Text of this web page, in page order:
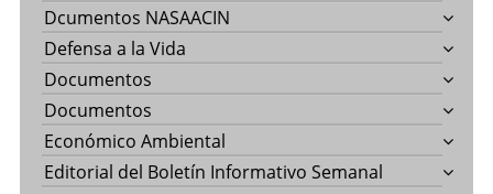
Dcumentos NASAACIN
Defensa a la Vida
Documentos
Documentos
Económico Ambiental
Editorial del Boletín Informativo Semanal